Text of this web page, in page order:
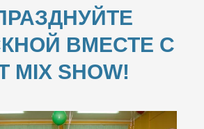
ВМЕСТЕ С
MIX SHOW!